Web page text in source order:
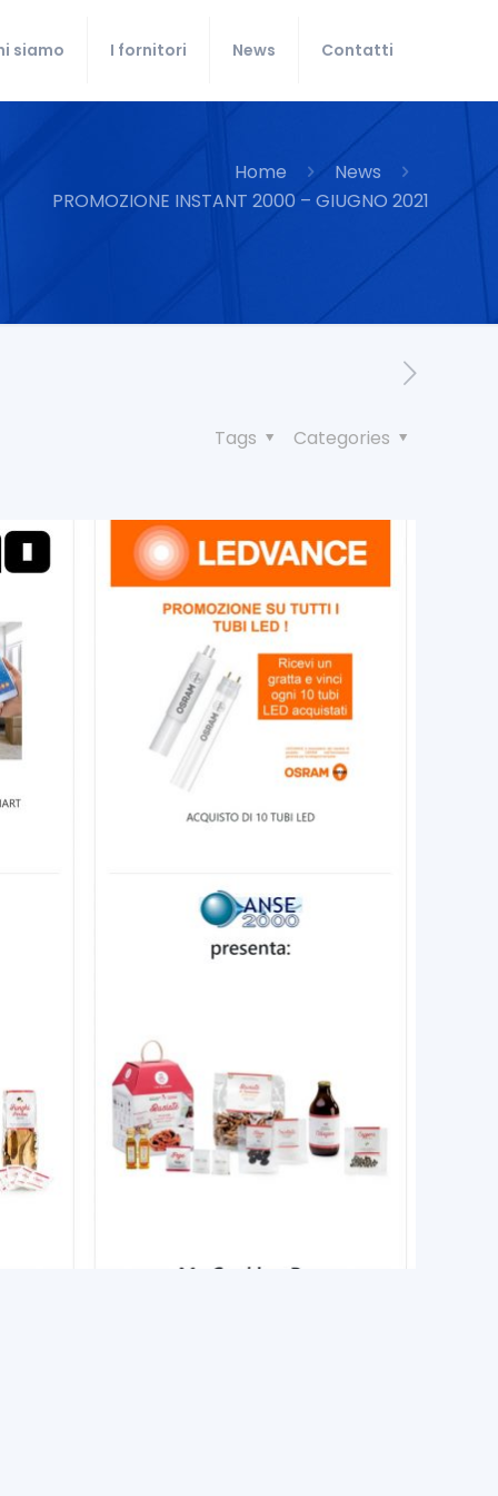
siamo I fornitori News Contatti
Home
News
PROMOZIONE INSTANT 2000 – GIUGNO 2021
Categories
Tags